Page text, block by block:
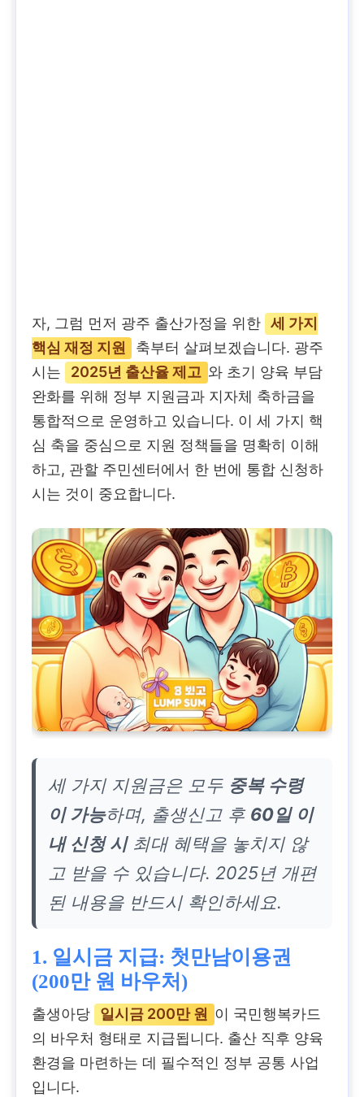
자, 그럼 먼저 광주 출산가정을 위한 세 가지
핵심 재정 지원
축부터 살펴보겠습니다. 광주
시는
2025년 출산율 제고 와 초기 양육 부담
완화를 위해 정부 지원금과 지자체 축하금을
통합적으로 운영하고 있습니다. 이 세 가지 핵
심 축을 중심으로 지원 정책들을 명확히 이해
하고, 관할 주민센터에서 한 번에 통합 신청하
시는 것이 중요합니다.
세 가지 지원금은 모두 중복 수령
이 가능하며, 출생신고 후 60일 이
내 신청 시최대 혜택을 놓치지 않
고 받을 수 있습니다. 2025년 개편
된 내용을 반드시 확인하세요.
1. 일시금 지급: 첫만남이용권
(200만 원 바우처)
출생아당 일시금 200만 원
이 국민행복카드
의 바우처 형태로 지급됩니다. 출산 직후 양육
환경을 마련하는 데 필수적인 정부 공통 사업
입니다.